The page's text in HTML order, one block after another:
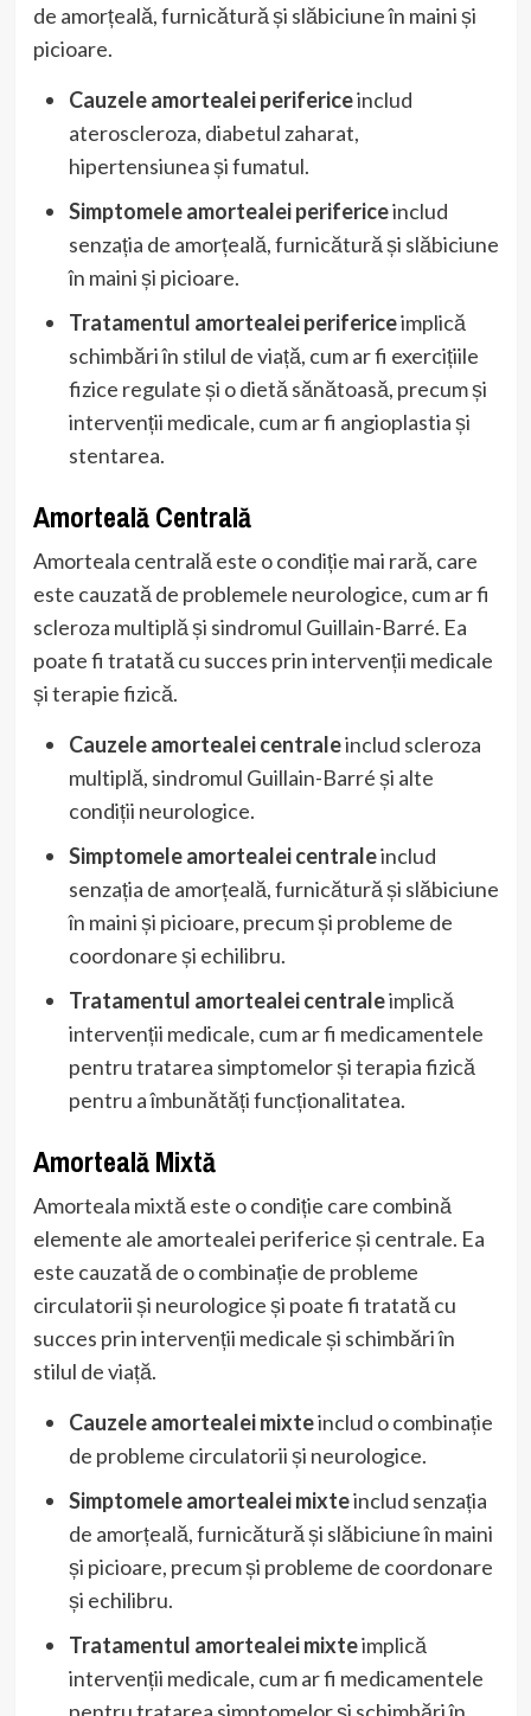
de amorțeală, furnicătură și slăbiciune în maini și
picioare.
Cauzele amortealei perifericeinclud
ateroscleroza, diabetul zaharat,
hipertensiunea și fumatul.
Simptomele amortealei perifericeinclud
senzația de amorțeală, furnicătură și slăbiciune
în maini și picioare.
Tratamentul amortealei perifericeimplică
schimbări în stilul de viață, cum ar fi exercițiile
fizice regulate și o dietă sănătoasă, precum și
intervenții medicale, cum ar fi angioplastia și
stentarea.
Amorteală Centrală
Amorteala centrală este o condiție mai rară, care
este cauzată de problemele neurologice, cum ar fi
scleroza multiplă și sindromul Guillain-Barré. Ea
poate fi tratată cu succes prin intervenții medicale
și terapie fizică.
Cauzele amortealei centraleinclud scleroza
multiplă, sindromul Guillain-Barré și alte
condiții neurologice.
Simptomele amortealei centraleinclud
senzația de amorțeală, furnicătură și slăbiciune
în maini și picioare, precum și probleme de
coordonare și echilibru.
Tratamentul amortealei centraleimplică
intervenții medicale, cum ar fi medicamentele
pentru tratarea simptomelor și terapia fizică
pentru a îmbunătăți funcționalitatea.
Amorteală Mixtă
Amorteala mixtă este o condiție care combină
elemente ale amortealei periferice și centrale. Ea
este cauzată de o combinație de probleme
circulatorii și neurologice și poate fi tratată cu
succes prin intervenții medicale și schimbări în
stilul de viață.
Cauzele amortealei mixteinclud o combinație
de probleme circulatorii și neurologice.
Simptomele amortealei mixteinclud senzația
de amorțeală, furnicătură și slăbiciune în maini
și picioare, precum și probleme de coordonare
și echilibru.
Tratamentul amortealei mixteimplică
intervenții medicale, cum ar fi medicamentele